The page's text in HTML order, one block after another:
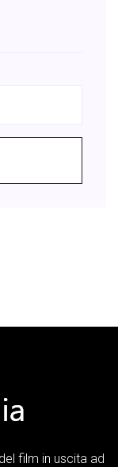
film in uscita ad